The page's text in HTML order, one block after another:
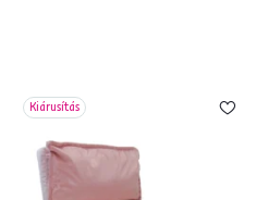
Kiárusítás